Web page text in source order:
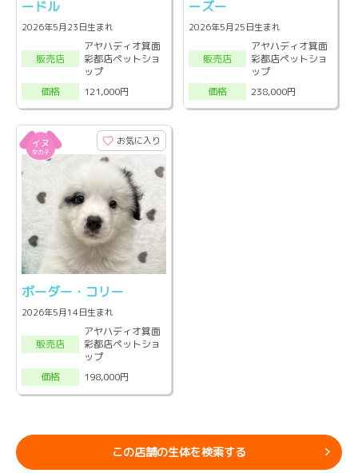
ードル
2026年5月23日生まれ
販売店
アヤハディオ箕面
彩都店ペットショ
ップ
価格
121,000円
ーズー
2026年5月25日生まれ
販売店
アヤハディオ箕面
彩都店ペットショ
ップ
価格
238,000円
お気に入り
ボーダー・コリー
2026年5月14日生まれ
販売店
アヤハディオ箕面
彩都店ペットショ
ップ
価格
198,000円
この店舗の生体を検索する